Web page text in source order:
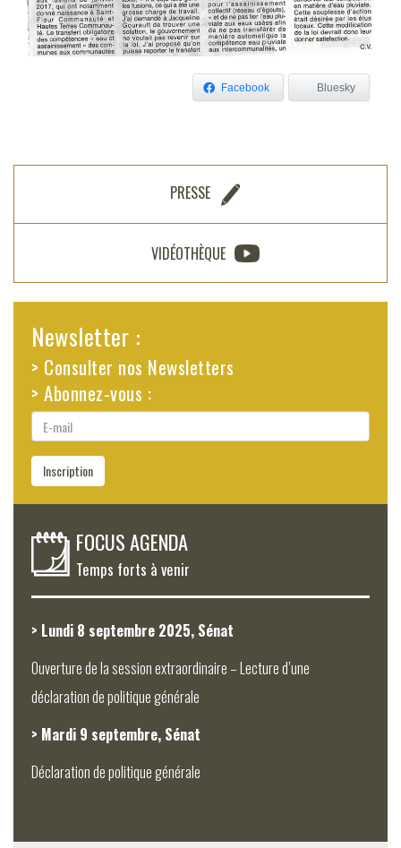
Facebook Bluesky
PRESSE
VIDÉOTHÈQUE
Newsletter :
> Consulter nos Newsletters
> Abonnez-vous :
E-
mail
Inscription
FOCUS AGENDA
Temps forts à venir
> Lundi 8 septembre 2025, Sénat
Ouverture de la session extraordinaire – Lecture d’une
déclaration de politique générale
> Mardi 9 septembre, Sénat
Déclaration de politique générale